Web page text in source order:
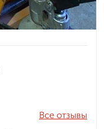
Все отзывы